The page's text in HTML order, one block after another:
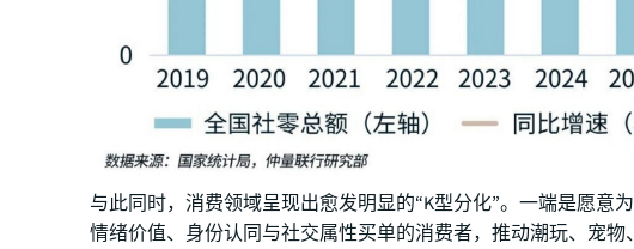
与此同时，消费领域呈现出愈发明显的“K型分化”。一端是愿意为
情绪价值、身份认同与社交属性买单的消费者，推动潮玩、宠物、